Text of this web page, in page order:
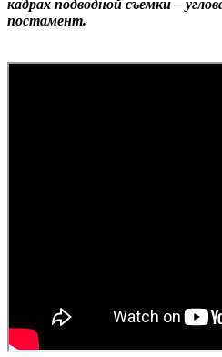
кадрах подводной съемки –
постамент.